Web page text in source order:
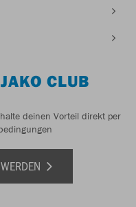
CLUB
deinen Vorteil direkt per